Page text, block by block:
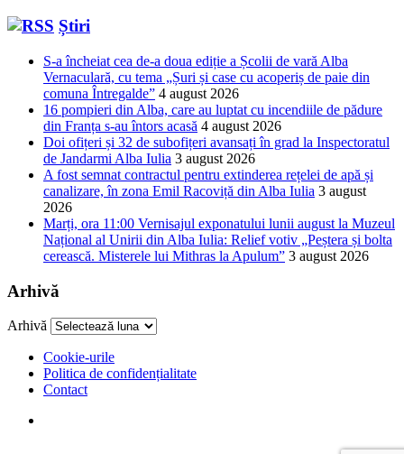
Știri
S-a încheiat cea de-a doua ediție a Școlii de vară Alba
Vernaculară, cu tema „Șuri și case cu acoperiș de paie din
comuna Întregalde” 4 august 2026
16 pompieri din Alba, care au luptat cu incendiile de pădure
din Franța s-au întors acasă 4 august 2026
Doi ofițeri și 32 de subofițeri avansați în grad la Inspectoratul
de Jandarmi Alba Iulia 3 august 2026
A fost semnat contractul pentru extinderea rețelei de apă și
canalizare, în zona Emil Racoviță din Alba Iulia 3 august
2026
Marți, ora 11:00 Vernisajul exponatului lunii august la Muzeul
Național al Unirii din Alba Iulia: Relief votiv „Peștera și bolta
cerească. Misterele lui Mithras la Apulum” 3 august 2026
Arhivă
Arhivă
Cookie-urile
Politica de confidențialitate
Contact